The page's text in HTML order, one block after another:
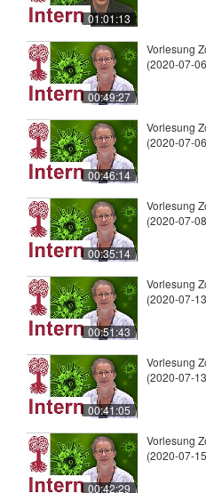
01:01:13
00:49:27
Vorlesung
(2020-07-
00:46:14
Vorlesung
(2020-07-
00:35:14
Vorlesung
(2020-07-
00:51:43
Vorlesung
(2020-07-
00:41:05
Vorlesung
(2020-07-
00:42:29
Vorlesung
(2020-07-